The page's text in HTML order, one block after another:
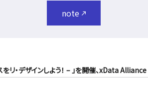
note
リ・デザインしよう！ – 」を開催、xData